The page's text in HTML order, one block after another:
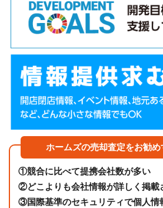
ホームズの売却査定をお勧め
①競合に比べて提携会社数が多い
②どこよりも会社情報が詳しく掲載
③国際基準のセキュリティで個人情